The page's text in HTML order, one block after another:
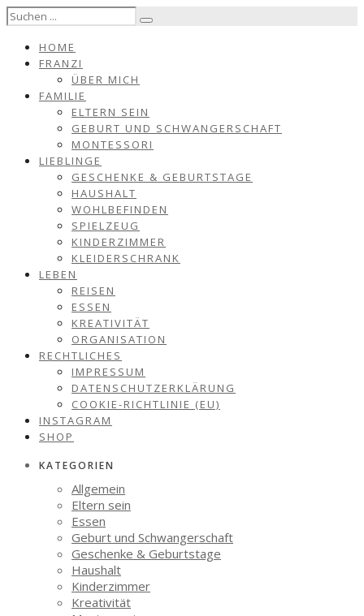
HOME
FRANZI
ÜBER MICH
FAMILIE
ELTERN SEIN
GEBURT UND SCHWANGERSCHAFT
MONTESSORI
LIEBLINGE
GESCHENKE & GEBURTSTAGE
HAUSHALT
WOHLBEFINDEN
SPIELZEUG
KINDERZIMMER
KLEIDERSCHRANK
LEBEN
REISEN
ESSEN
KREATIVITÄT
ORGANISATION
RECHTLICHES
IMPRESSUM
DATENSCHUTZERKLÄRUNG
COOKIE-RICHTLINIE (EU)
INSTAGRAM
SHOP
KATEGORIEN
Allgemein
Eltern sein
Essen
Geburt und Schwangerschaft
Geschenke & Geburtstage
Haushalt
Kinderzimmer
Kreativität